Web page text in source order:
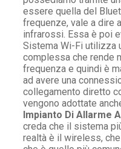
essere quella del
frequenze, vale a dire
infrarossi. Essa è poi
Sistema Wi-Fi utilizza
complessa che rende
frequenza e quindi è
ad avere una
collegamento diretto
vengono adottate
Impianto Di Allarme
creda che il sistema
realtà è il wireless,